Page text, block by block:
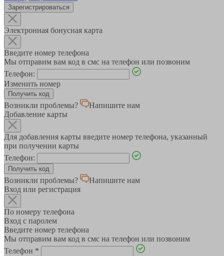
Зарегистрироваться
Электронная бонусная карта
Введите номер телефона
Мы отправим вам код в смс на телефон или позвоним
Телефон:
Изменить номер
Возникли проблемы?
Напишите нам
Добавление карты
Для добавления карты введите номер телефона, указанный
при получении карты
Телефон:
Возникли проблемы?
Напишите нам
Вход или регистрация
По номеру телефона
Вход с паролем
Введите номер телефона
Мы отправим вам код в смс на телефон или позвоним
Телефон *